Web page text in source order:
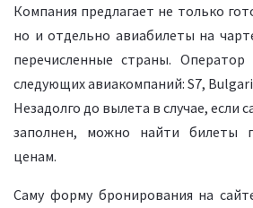
Компания предлагает не только
но и отдельно авиабилеты на
перечисленные страны. Оператор
следующих авиакомпаний: S7,
Незадолго до вылета в случае, если
заполнен, можно найти билеты
ценам.
Саму форму бронирования на